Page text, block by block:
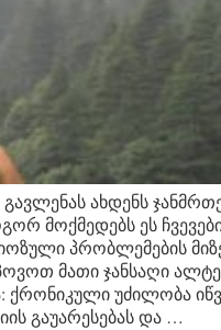
ახდენს
მოქმედებს ეს
პრობლემების
მათი ჯანსაღი
უძილობა
გაუარესებას და …